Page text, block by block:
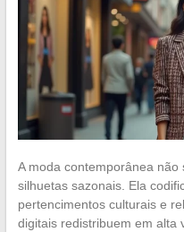
A moda contemporânea
silhuetas sazonais. Ela
pertencimentos culturais e
digitais redistribuem em alta